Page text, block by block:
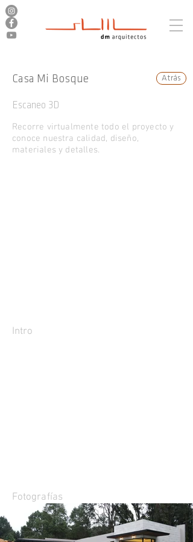
Casa Mi Bosque Atrás
Escaneo 3D
Recorre virtualmente todo el proyecto y
conoce nuestra calidad, diseño,
materiales y detalles.
Intro
Fotografías